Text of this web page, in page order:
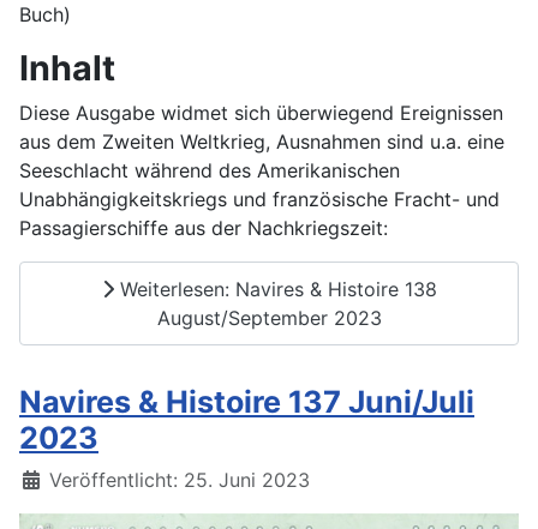
Buch)
Inhalt
Diese Ausgabe widmet sich überwiegend Ereignissen
aus dem Zweiten Weltkrieg, Ausnahmen sind u.a. eine
Seeschlacht während des Amerikanischen
Unabhängigkeitskriegs und französische Fracht- und
Passagierschiffe aus der Nachkriegszeit:
Weiterlesen: Navires & Histoire 138
August/September 2023
Navires & Histoire 137 Juni/Juli
2023
Details
Veröffentlicht: 25. Juni 2023